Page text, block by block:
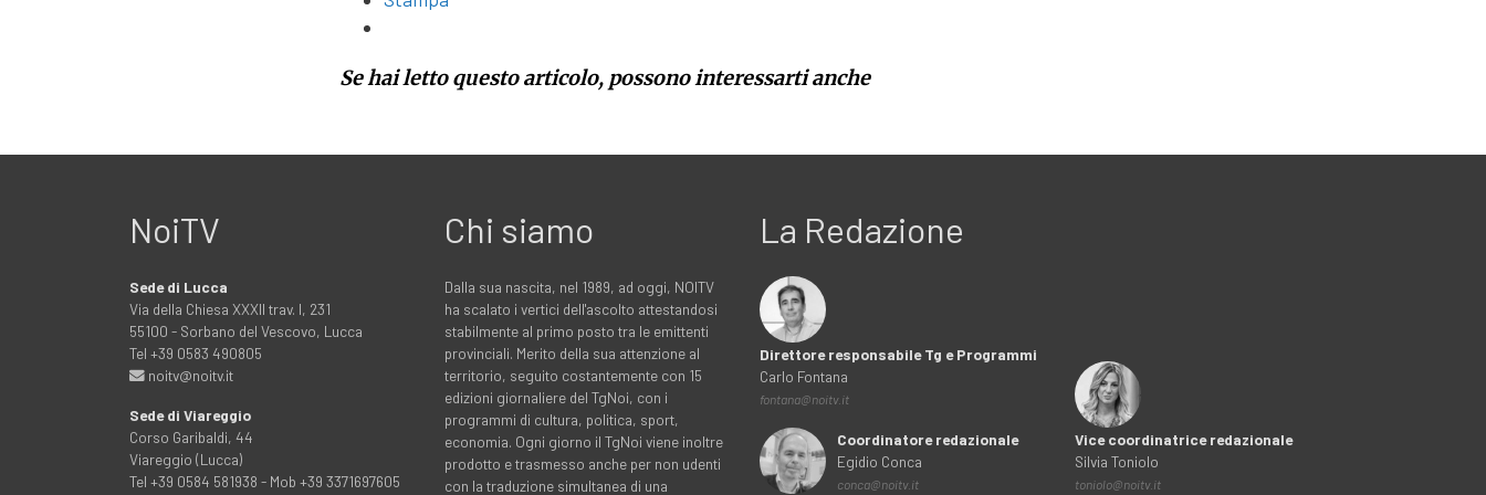
Se hai letto questo articolo, possono interessarti anche
NoiTV
Sede di Lucca
Via della Chiesa XXXII trav. I, 231
55100 - Sorbano del Vescovo, Lucca
Tel +39 0583 490805
noitv@noitv.it
Sede di Viareggio
Corso Garibaldi, 44
Viareggio (Lucca)
Tel +39 0584 581938 - Mob +39 3371697605
Chi siamo
Dalla sua nascita, nel 1989, ad oggi, NOITV
ha scalato i vertici dell'ascolto attestandosi
stabilmente al primo posto tra le emittenti
provinciali. Merito della sua attenzione al
territorio, seguito costantemente con 15
edizioni giornaliere del TgNoi, con i
programmi di cultura, politica, sport,
economia. Ogni giorno il TgNoi viene inoltre
prodotto e trasmesso anche per non udenti
con la traduzione simultanea di una
La Redazione
Direttore responsabile Tg e Programmi
Carlo Fontana
fontana@noitv.it
Coordinatore redazionale
Egidio Conca
conca@noitv.it
Vice coordinatrice redazionale
Silvia Toniolo
toniolo@noitv.it